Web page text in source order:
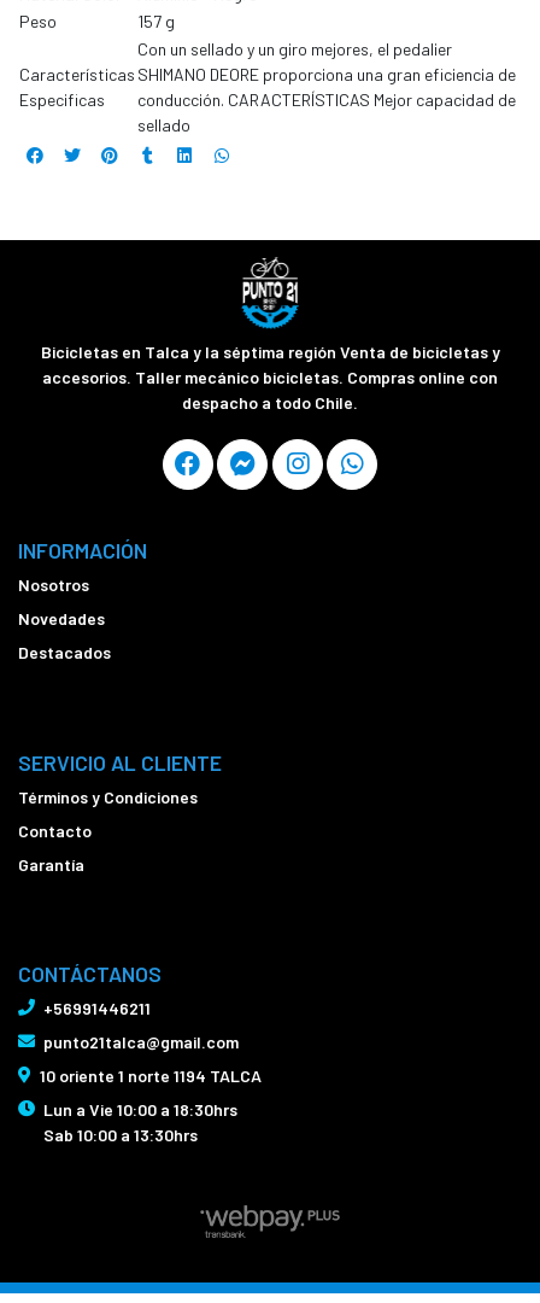
Peso
157 g
Características
Especificas
Con un sellado y un giro mejores, el pedalier
SHIMANO DEORE proporciona una gran eficiencia de
conducción. CARACTERÍSTICAS Mejor capacidad de
sellado
Bicicletas en Talca y la séptima región Venta de bicicletas y
accesorios. Taller mecánico bicicletas. Compras online con
despacho a todo Chile.
INFORMACIÓN
Nosotros
Novedades
Destacados
SERVICIO AL CLIENTE
Términos y Condiciones
Contacto
Garantía
CONTÁCTANOS
+56991446211
punto21talca@gmail.com
10 oriente 1 norte 1194 TALCA
Lun a Vie 10:00 a 18:30hrs
Sab 10:00 a 13:30hrs